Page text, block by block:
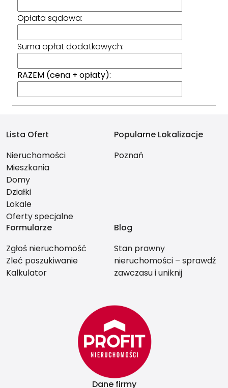
Opłata sądowa:
Suma opłat dodatkowych:
RAZEM (cena + opłaty):
Lista Ofert
Nieruchomości
Mieszkania
Domy
Działki
Lokale
Oferty specjalne
Popularne Lokalizacje
Poznań
Formularze
Zgłoś nieruchomość
Zleć poszukiwanie
Kalkulator
Blog
Stan prawny
nieruchomości – sprawdź
zawczasu i uniknij
Dane firmy